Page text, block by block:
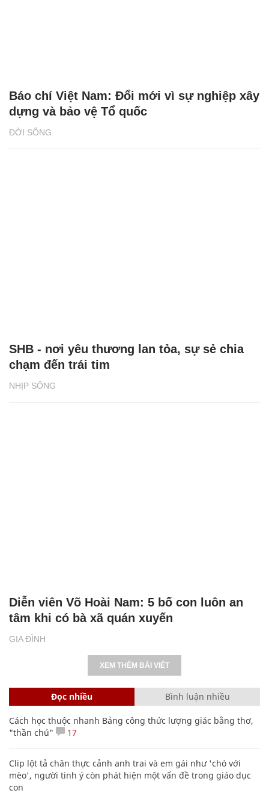
ĐỜI SỐNG
Báo chí Việt Nam: Đổi mới vì sự nghiệp xây
dựng và bảo vệ Tổ quốc
NHỊP SỐNG
SHB - nơi yêu thương lan tỏa, sự sẻ chia
chạm đến trái tim
GIA ĐÌNH
Diễn viên Võ Hoài Nam: 5 bố con luôn an
tâm khi có bà xã quán xuyến
XEM THÊM BÀI VIẾT
Đọc nhiều Bình luận nhiều
Cách học thuộc nhanh Bảng công thức lượng giác bằng thơ,
"thần chú"
17
Clip lột tả chân thực cảnh anh trai và em gái như 'chó với
mèo', người tinh ý còn phát hiện một vấn đề trong giáo dục
con